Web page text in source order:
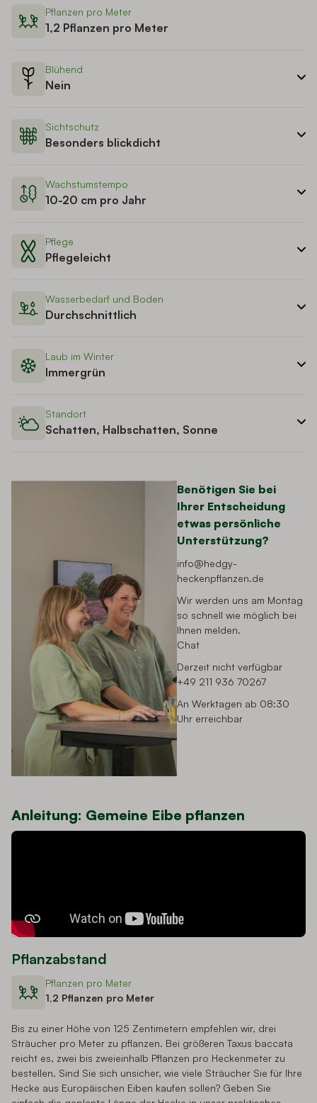
Pflanzen pro Meter
1,2 Pflanzen pro Meter
Blühend
Nein
Sichtschutz
Besonders blickdicht
Wachstumstempo
10-20 cm pro Jahr
Pflege
Pflegeleicht
Wasserbedarf und Boden
Durchschnittlich
Laub im Winter
Immergrün
Standort
Schatten, Halbschatten, Sonne
Benötigen Sie bei
Ihrer Entscheidung
etwas persönliche
Unterstützung?
info@hedgy-
heckenpflanzen.de
Wir werden uns am Montag
so schnell wie möglich bei
Ihnen melden.
Chat
Derzeit nicht verfügbar
+49 211 936 70267
An Werktagen ab 08:30
Uhr erreichbar
Anleitung: Gemeine Eibe pflanzen
Pflanzabstand
Pflanzen pro Meter
1,2 Pflanzen pro Meter
Bis zu einer Höhe von 125 Zentimetern empfehlen wir, drei
Sträucher pro Meter zu pflanzen. Bei größeren Taxus baccata
reicht es, zwei bis zweieinhalb Pflanzen pro Heckenmeter zu
bestellen. Sind Sie sich unsicher, wie viele Sträucher Sie für Ihre
Hecke aus Europäischen Eiben kaufen sollen? Geben Sie